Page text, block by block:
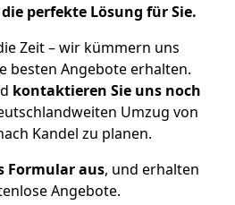
perfekte Lösung für Sie.
Zeit – wir kümmern uns
besten Angebote erhalten.
kontaktieren Sie uns noch
Umzug von
Kandel zu planen.
Formular aus, und erhalten
Angebote.